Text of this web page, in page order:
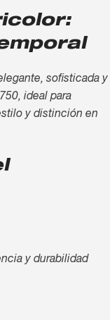
sofisticada y
ideal para
y distinción en
y durabilidad